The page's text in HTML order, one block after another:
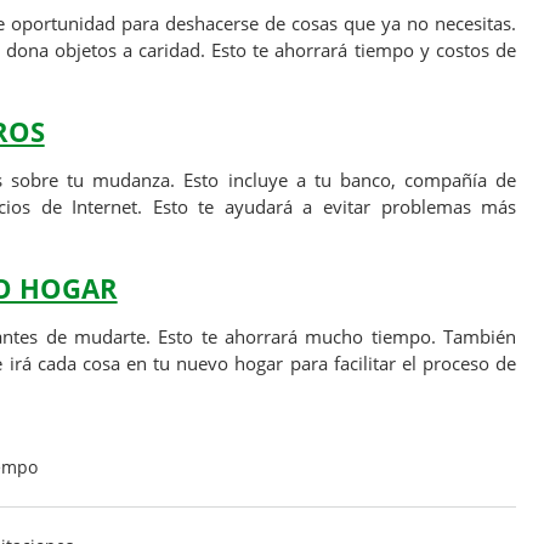
para deshacerse de cosas que ya no necesitas.
objetos a caridad. Esto te ahorrará tiempo y costos de
tu mudanza. Esto incluye a tu banco, compañía de
de Internet. Esto te ayudará a evitar problemas más
HOGAR
de mudarte. Esto te ahorrará mucho tiempo. También
cada cosa en tu nuevo hogar para facilitar el proceso de